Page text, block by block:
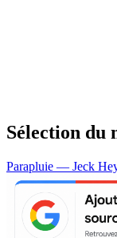
Sélection du
Parapluie — Jeck